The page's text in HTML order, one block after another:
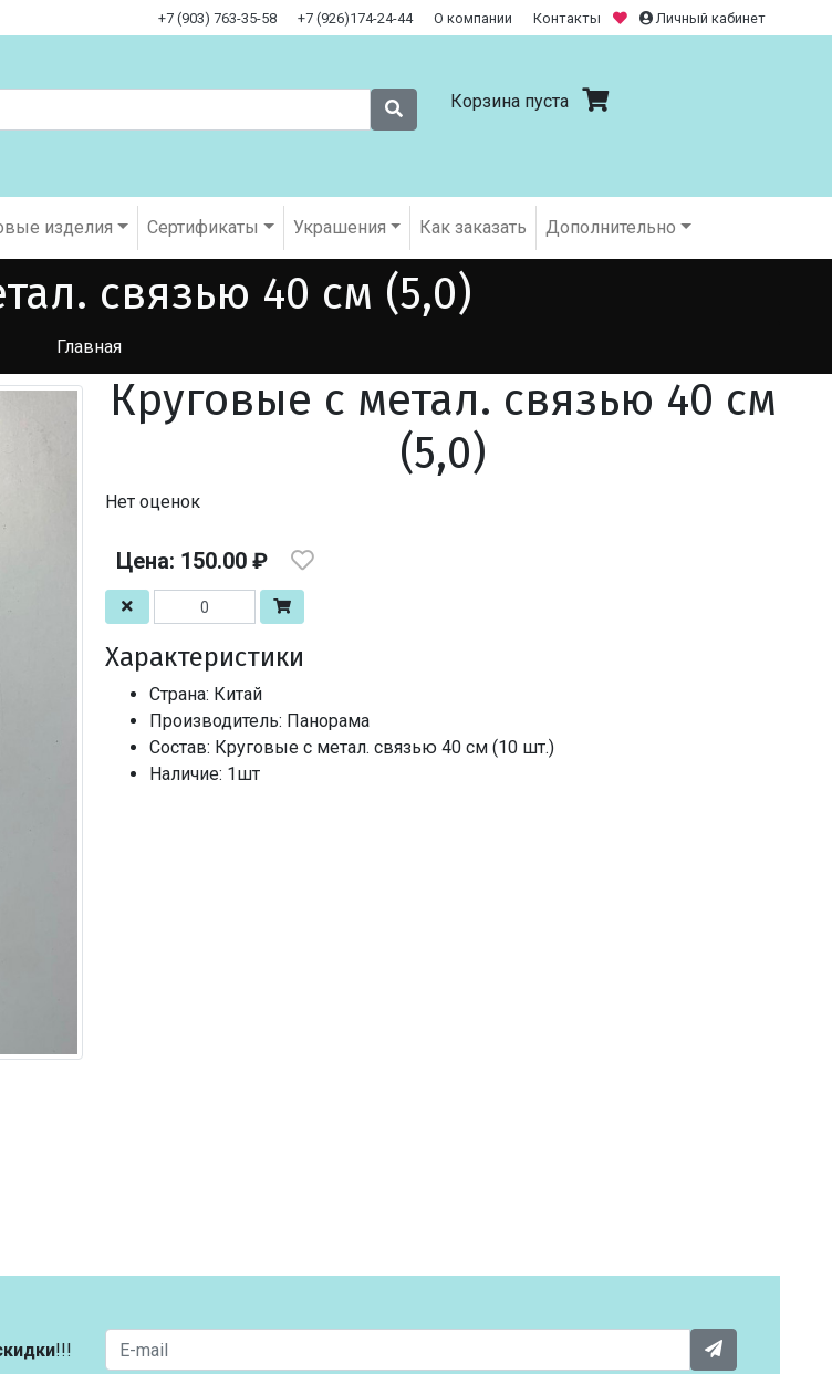
+7 (903) 763-35-58 +7 (926)174-24-44 О компании Контакты Личный кабинет
Корзина пуста
изделия Cертификаты Украшения Как заказать Дополнительно
связью 40 см (5,0)
Главная
Круговые с метал. связью 40 см
(5,0)
Нет оценок
Цена: 150.00 ₽
Характеристики
Страна: Китай
Производитель: Панорама
Состав: Круговые с метал. связью 40 см (10 шт.)
Наличие: 1шт
!!!